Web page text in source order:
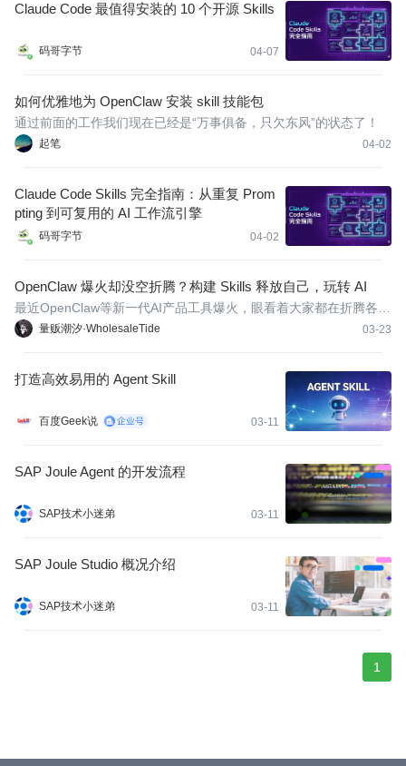
Claude Code 最值得安装的 10 个开源 Skills
码哥字节 04-07
如何优雅地为 OpenClaw 安装 skill 技能包
起笔 04-02
通过前面的工作我们现在已经是“万事俱备，只欠东风”的状态了！
Claude Code Skills 完全指南：从重复 Prom
pting 到可复用的 AI 工作流引擎
码哥字节 04-02
OpenClaw 爆火却没空折腾？构建 Skills 释放自己，玩转 AI
量贩潮汐·WholesaleTide 03-23
最近OpenClaw等新一代AI产品工具爆火，眼看着大家都在折腾各种
高端的Agent玩法，自己想花时间去深度玩转，但工作又太忙，深陷
打造高效易用的 Agent Skill
百度Geek说 03-11
SAP Joule Agent 的开发流程
SAP技术小迷弟 03-11
SAP Joule Studio 概况介绍
SAP技术小迷弟 03-11
1